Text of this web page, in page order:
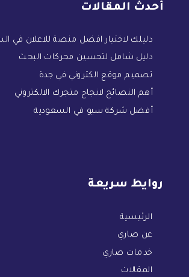
أحدث المقالات
دليلك لاختيار افضل منصة للاعلان في
دليل شامل لتحسين محركات البحث
تصميم موقع الكتروني في جدة
أهم النصائح لانجاح متجرك الالكتروني
أفضل شركة سيو في السعودية
روايط سريعة
الرئيسية
عن صاري
خدمات صاري
المقالات